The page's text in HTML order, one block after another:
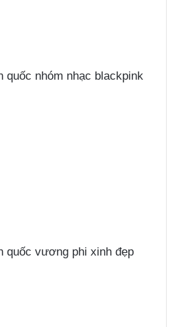
quốc nhóm nhạc blackpink
quốc vương phi xinh đẹp